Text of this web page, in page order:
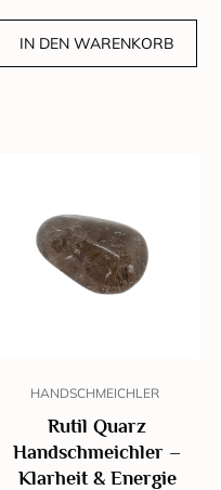
IN DEN WARENKORB
HANDSCHMEICHLER
Rutil Quarz
Handschmeichler –
Klarheit & Energie